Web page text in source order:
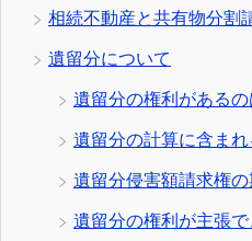
相続不動産と共有物分割
遺留分について
遺留分の権利がある
遺留分の計算に含ま
遺留分侵害額請求権の
遺留分の権利が主張